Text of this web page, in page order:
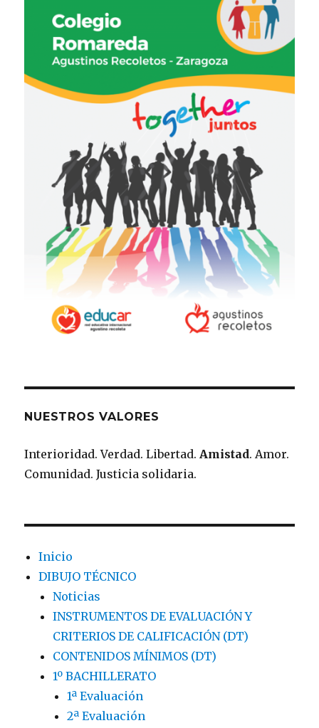
NUESTROS VALORES
Interioridad. Verdad. Libertad. Amistad. Amor.
Comunidad. Justicia solidaria.
Inicio
DIBUJO TÉCNICO
Noticias
INSTRUMENTOS DE EVALUACIÓN Y
CRITERIOS DE CALIFICACIÓN (DT)
CONTENIDOS MÍNIMOS (DT)
1º BACHILLERATO
1ª Evaluación
2ª Evaluación